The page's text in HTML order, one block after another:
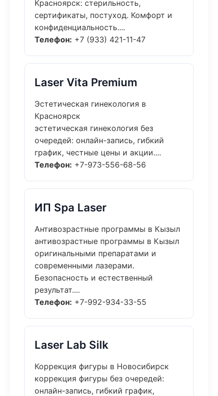
Красноярск: стерильность,
сертификаты, постуход. Комфорт и
конфиденциальность....
Телефон: +7 (933) 421-11-47
Laser Vita Premium
Эстетическая гинекология в
Красноярск
эстетическая гинекология без
очередей: онлайн-запись, гибкий
график, честные цены и акции....
Телефон: +7-973-556-68-56
ИП Spa Laser
Антивозрастные программы в Кызыл
антивозрастные программы в Кызыл
оригинальными препаратами и
современными лазерами.
Безопасность и естественный
результат....
Телефон: +7-992-934-33-55
Laser Lab Silk
Коррекция фигуры в Новосибирск
коррекция фигуры без очередей:
онлайн-запись, гибкий график,